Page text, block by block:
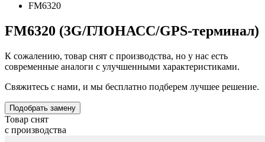
FM6320
FM6320 (3G/ГЛОНАСС/GPS-терминал)
К сожалению, товар снят с производства, но у нас есть
современные аналоги с улучшенными характеристиками.
Свяжитесь с нами, и мы бесплатно подберем лучшее решение.
Подобрать замену
Товар снят
с производства